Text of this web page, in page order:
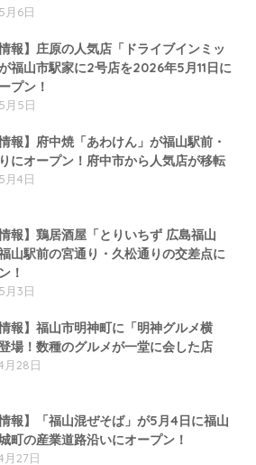
月6日
情報】庄原の人気店「ドライブインミッ
福山市駅家に2号店を2026年5月11日に
プン！
月5日
情報】府中焼「あわけん」が福山駅前・
にオープン！府中市から人気店が移転
月4日
情報】鶏居酒屋「とりいちず 広島福山
山駅前の宮通り・久松通りの交差点に
！
月3日
情報】福山市明神町に「明神グルメ横
場！数種のグルメが一堂に会した店
月28日
情報】「福山混ぜそば」が5月4日に福山
町の産業道路沿いにオープン！
月27日